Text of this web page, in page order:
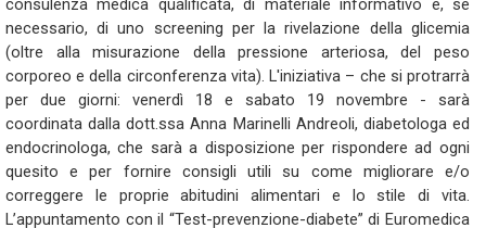
consulenza medica qualificata, di materiale informativo e, se
necessario, di uno screening per la rivelazione della glicemia
(oltre alla misurazione della pressione arteriosa, del peso
corporeo e della circonferenza vita). L'iniziativa – che si protrarrà
per due giorni: venerdì 18 e sabato 19 novembre - sarà
coordinata dalla dott.ssa Anna Marinelli Andreoli, diabetologa ed
endocrinologa, che sarà a disposizione per rispondere ad ogni
quesito e per fornire consigli utili su come migliorare e/o
correggere le proprie abitudini alimentari e lo stile di vita.
L’appuntamento con il “Test-prevenzione-diabete” di Euromedica